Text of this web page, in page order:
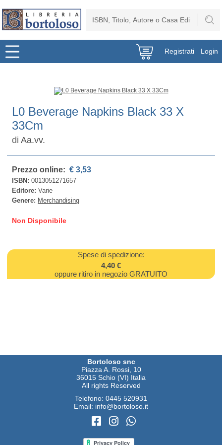
Registrati Login
L0 Beverage Napkins Black 33 X
33Cm
diAa.vv.
Prezzo online: € 3,53
ISBN:0013051271657
Editore:Varie
Genere: Merchandising
Non Disponibile
Spese di spedizione:
4,40 €
oppure ritiro in negozio GRATUITO
Bortoloso snc
Piazza A. Rossi, 10
36015 Schio (VI) Italia
All rights Reserved
Telefono: 0445 520931
Email: info@bortoloso.it